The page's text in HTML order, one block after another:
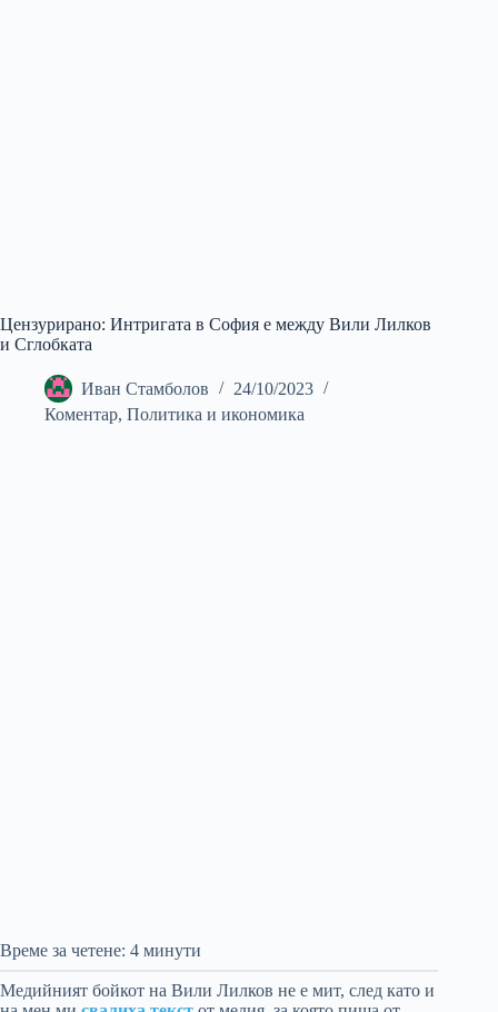
Цензурирано: Интригата в София е между Вили Лилков
и Сглобката
Иван Стамболов
24/10/2023
Коментар, Политика и икономика
Време за четене: 4 минути
Медийният бойкот на Вили Лилков не е мит, след като и